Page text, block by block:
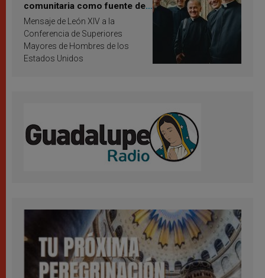
comunitaria como fuente de
inspiración y santificación
Mensaje de León XIV a la
Conferencia de Superiores
Mayores de Hombres de los
Estados Unidos